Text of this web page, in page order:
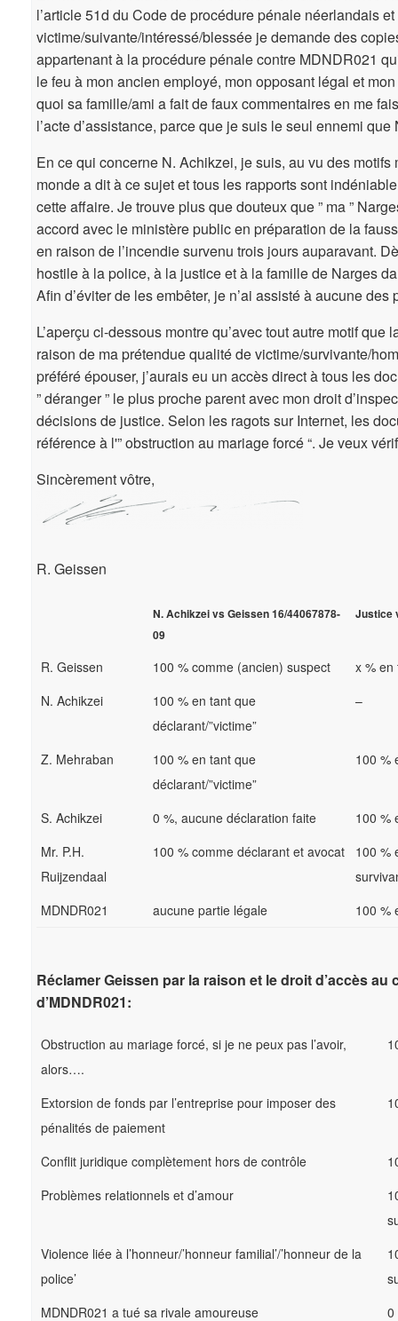
l’article 51d du Code de procédure pénale néerlandais
victime/suivante/intéressé/blessée je demande des
appartenant à la procédure pénale contre MDNDR021
le feu à mon ancien employé, mon opposant légal et
quoi sa famille/ami a fait de faux commentaires en me
l’acte d’assistance, parce que je suis le seul ennemi
En ce qui concerne N. Achikzei, je suis, au vu des motifs
monde a dit à ce sujet et tous les rapports sont
cette affaire. Je trouve plus que douteux que ” ma ”
accord avec le ministère public en préparation de la
en raison de l’incendie survenu trois jours auparavant.
hostile à la police, à la justice et à la famille de Narges
Afin d’éviter de les embêter, je n’ai assisté à aucune
L’aperçu ci-dessous montre qu’avec tout autre motif que
raison de ma prétendue qualité de victime/survivante/
préféré épouser, j’aurais eu un accès direct à tous les
” déranger ” le plus proche parent avec mon droit
décisions de justice. Selon les ragots sur Internet, les
référence à l'” obstruction au mariage forcé “. Je veux
Sincèrement vôtre,
R. Geissen
N. Achikzei vs Geissen 16/44067878-
09
Justice
R. Geissen 100 % comme (ancien) suspect
x %
N. Achikzei
100 % en tant que
déclarant/”victime”
–
Z. Mehraban
100 % en tant que
déclarant/”victime”
100 %
S. Achikzei 0 %, aucune déclaration faite
100 %
Mr. P.H.
Ruijzendaal
100 % comme déclarant et avocat
100 %
MDNDR021
aucune partie légale 100 %
Réclamer Geissen par la raison et le droit d’accès au
d’MDNDR021:
Obstruction au mariage forcé, si je ne peux pas l’avoir,
alors….
Extorsion de fonds par l’entreprise pour imposer des
pénalités de paiement
Conflit juridique complètement hors de contrôle
Problèmes relationnels et d’amour
Violence liée à l’honneur/’honneur familial’/’honneur de la
police’
MDNDR021 a tué sa rivale amoureuse
0